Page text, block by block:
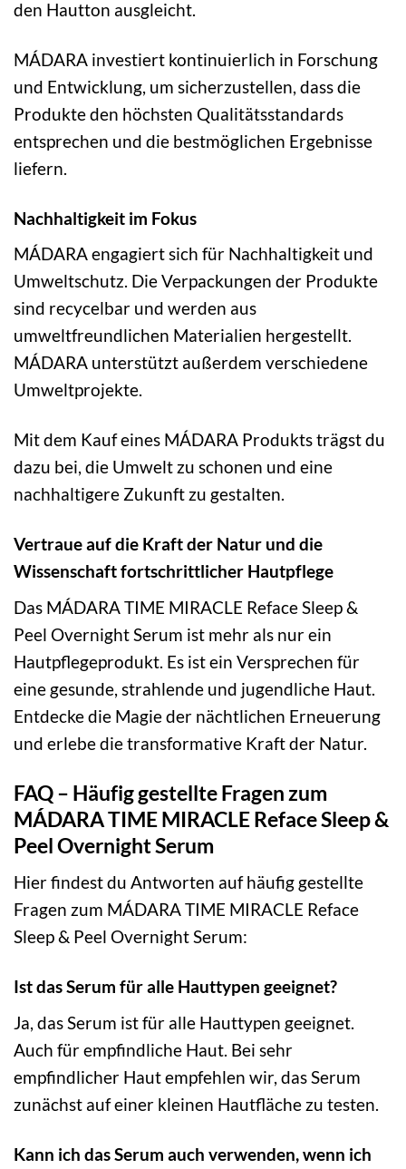
den Hautton ausgleicht.
MÁDARA investiert kontinuierlich in Forschung
und Entwicklung, um sicherzustellen, dass die
Produkte den höchsten Qualitätsstandards
entsprechen und die bestmöglichen Ergebnisse
liefern.
Nachhaltigkeit im Fokus
MÁDARA engagiert sich für Nachhaltigkeit und
Umweltschutz. Die Verpackungen der Produkte
sind recycelbar und werden aus
umweltfreundlichen Materialien hergestellt.
MÁDARA unterstützt außerdem verschiedene
Umweltprojekte.
Mit dem Kauf eines MÁDARA Produkts trägst du
dazu bei, die Umwelt zu schonen und eine
nachhaltigere Zukunft zu gestalten.
Vertraue auf die Kraft der Natur und die
Wissenschaft fortschrittlicher Hautpflege
Das MÁDARA TIME MIRACLE Reface Sleep &
Peel Overnight Serum ist mehr als nur ein
Hautpflegeprodukt. Es ist ein Versprechen für
eine gesunde, strahlende und jugendliche Haut.
Entdecke die Magie der nächtlichen Erneuerung
und erlebe die transformative Kraft der Natur.
FAQ – Häufig gestellte Fragen zum
MÁDARA TIME MIRACLE Reface Sleep &
Peel Overnight Serum
Hier findest du Antworten auf häufig gestellte
Fragen zum MÁDARA TIME MIRACLE Reface
Sleep & Peel Overnight Serum:
Ist das Serum für alle Hauttypen geeignet?
Ja, das Serum ist für alle Hauttypen geeignet.
Auch für empfindliche Haut. Bei sehr
empfindlicher Haut empfehlen wir, das Serum
zunächst auf einer kleinen Hautfläche zu testen.
Kann ich das Serum auch verwenden, wenn ich